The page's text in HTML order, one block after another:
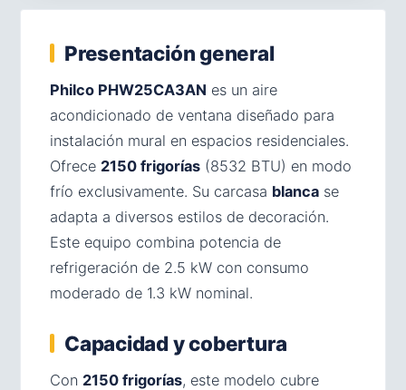
Presentación general
Philco PHW25CA3AN es un aire
acondicionado de ventana diseñado para
instalación mural en espacios residenciales.
Ofrece 2150 frigorías (8532 BTU) en modo
frío exclusivamente. Su carcasa blanca se
adapta a diversos estilos de decoración.
Este equipo combina potencia de
refrigeración de 2.5 kW con consumo
moderado de 1.3 kW nominal.
Capacidad y cobertura
Con 2150 frigorías, este modelo cubre